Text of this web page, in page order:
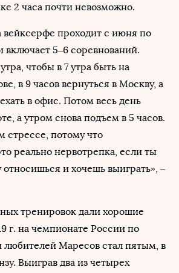
2 часа почти невозможно.
вейксерфе проходит с июня по
включает 5–6 соревнований.
чтобы в 7 утра быть на
в 9 часов вернуться в Москву, а
в офис. Потом весь день
а утром снова подъем в 5 часов.
стрессе, потому что
реально нервотрепка, если ты
относишься и хочешь выиграть», –
тренировок дали хорошие
г. на чемпионате России по
любителей Маресов стал пятым, в
Выиграв два из четырех